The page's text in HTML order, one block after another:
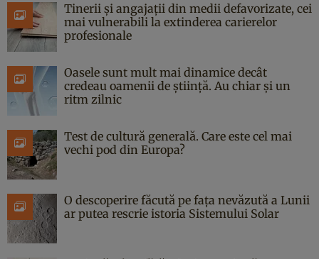
Tinerii și angajații din medii defavorizate, cei
mai vulnerabili la extinderea carierelor
profesionale
Oasele sunt mult mai dinamice decât
credeau oamenii de știință. Au chiar și un
ritm zilnic
Test de cultură generală. Care este cel mai
vechi pod din Europa?
O descoperire făcută pe fața nevăzută a Lunii
ar putea rescrie istoria Sistemului Solar